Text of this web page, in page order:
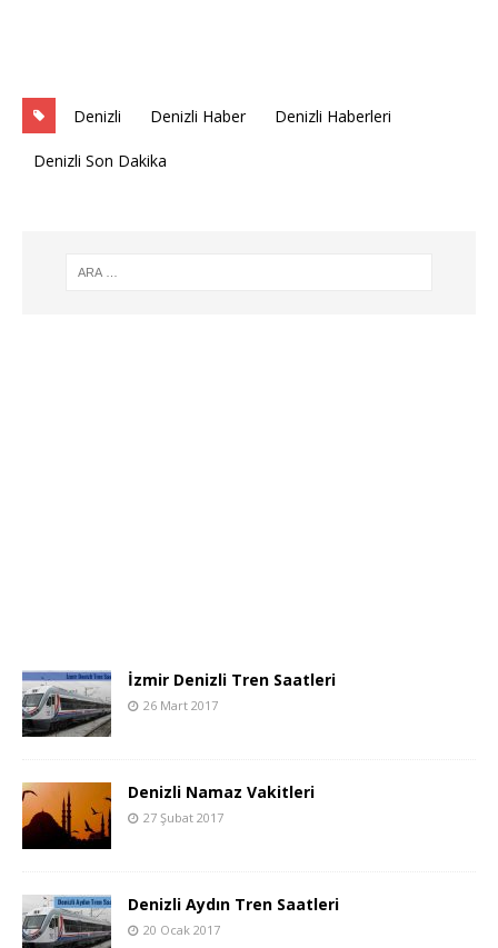
Denizli Denizli Haber Denizli Haberleri
Denizli Son Dakika
İzmir Denizli Tren Saatleri
26 Mart 2017
Denizli Namaz Vakitleri
27 Şubat 2017
Denizli Aydın Tren Saatleri
20 Ocak 2017